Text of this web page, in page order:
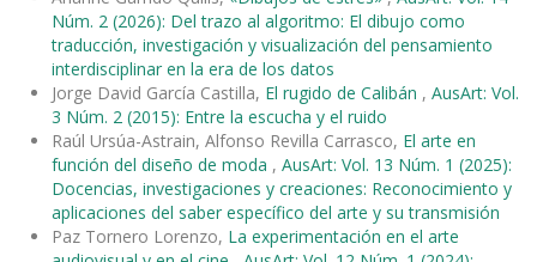
Núm. 2 (2026): Del trazo al algoritmo: El dibujo como
traducción, investigación y visualización del pensamiento
interdisciplinar en la era de los datos
Jorge David García Castilla, El rugido de Calibán , AusArt: Vol.
3 Núm. 2 (2015): Entre la escucha y el ruido
Raúl Ursúa-Astrain, Alfonso Revilla Carrasco, El arte en
función del diseño de moda , AusArt: Vol. 13 Núm. 1 (2025):
Docencias, investigaciones y creaciones: Reconocimiento y
aplicaciones del saber específico del arte y su transmisión
Paz Tornero Lorenzo, La experimentación en el arte